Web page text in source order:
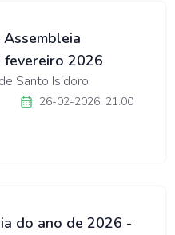
Assembleia
2026
Santo Isidoro
26-02-2026: 21:00
do ano de 2026 -